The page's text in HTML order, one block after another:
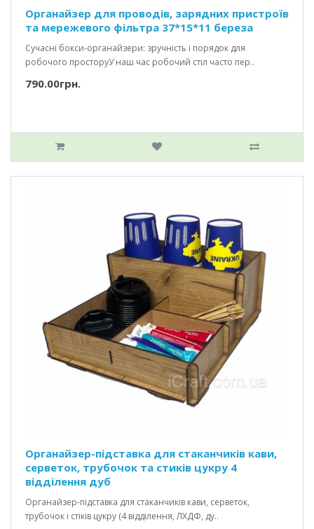
Органайзер для проводів, зарядних пристроїв
та мережевого фільтра 37*15*11 береза
Сучасні бокси-органайзери: зручність і порядок для
робочого просторуУ наш час робочий стіл часто пер..
790.00грн.
Органайзер-підставка для стаканчиків кави,
серветок, трубочок та стиків цукру 4
відділення дуб
Органайзер-підставка для стаканчиків кави, серветок,
трубочок і стіків цукру (4 відділення, ЛХДФ, ду..